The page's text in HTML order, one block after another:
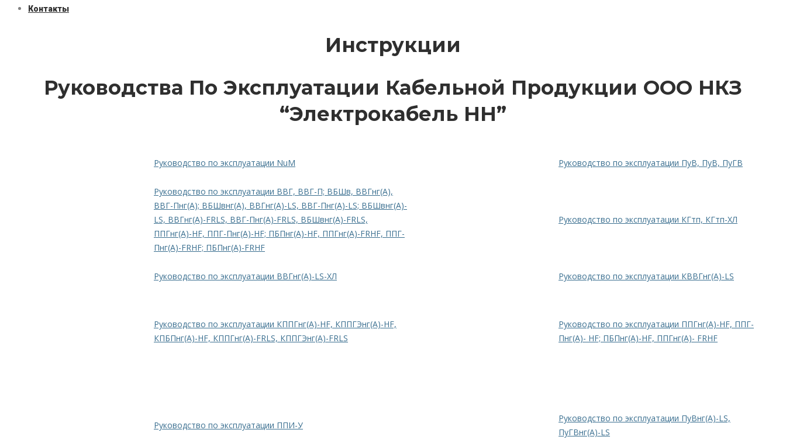
Контакты
Инструкции
Руководства По Эксплуатации Кабельной Продукции ООО НКЗ
“Электрокабель НН”
Руководство по эксплуатации NuM Руководство по эксплуатации ПуВ, ПуВ, ПуГВ
Руководство по эксплуатации ВВГ, ВВГ-П; ВБШв, ВВГнг(А),
ВВГ-Пнг(А); ВБШвнг(А), ВВГнг(А)-LS, ВВГ-Пнг(А)-LS; ВБШвнг(А)-
LS, ВВГнг(А)-FRLS, ВВГ-Пнг(А)-FRLS, ВБШвнг(А)-FRLS,
ППГнг(А)-HF, ППГ-Пнг(А)-HF; ПБПнг(А)-HF, ППГнг(А)-FRHF, ППГ-
Пнг(А)-FRHF; ПБПнг(А)-FRHF
Руководство по эксплуатации КГтп, КГтп-ХЛ
Руководство по эксплуатации ВВГнг(А)-LS-ХЛ Руководство по эксплуатации КВВГнг(А)-LS
Руководство по эксплуатации КППГнг(А)-HF, КППГЭнг(А)-HF,
КПБПнг(А)-HF, КППГнг(А)-FRLS, КППГЭнг(А)-FRLS
Руководство по эксплуатации ППГнг(А)-HF, ППГ-
Пнг(А)- HF; ПБПнг(А)-HF, ППГнг(А)- FRHF
Руководство по эксплуатации ППИ-У
Руководство по эксплуатации ПуВнг(А)-LS,
ПуГВнг(А)-LS